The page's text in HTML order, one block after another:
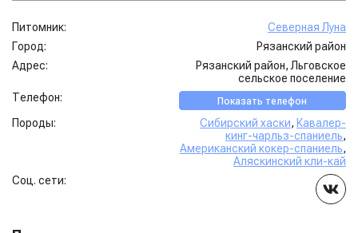
Питомник:
Северная Луна
Город:
Рязанский район
Адрес:
Рязанский район, Льговское
сельское поселение
Телефон:
Показать телефон
Породы: Сибирский хаски, Кавалер-
кинг-чарльз-спаниель,
Американский кокер-спаниель,
Аляскинский кли-кай
Соц. сети: